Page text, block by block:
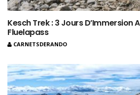
Kesch Trek : 3 Jours D’Immersion
Fluelapass
CARNETSDERANDO